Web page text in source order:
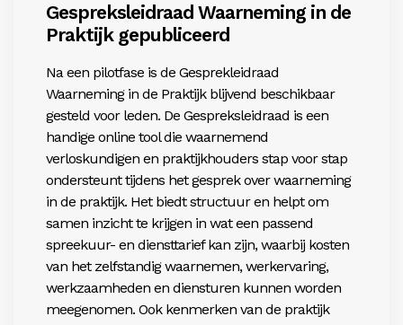
Gespreksleidraad Waarneming in de
Praktijk gepubliceerd
Na een pilotfase is de Gesprekleidraad
Waarneming in de Praktijk blijvend beschikbaar
gesteld voor leden. De Gespreksleidraad is een
handige online tool die waarnemend
verloskundigen en praktijkhouders stap voor stap
ondersteunt tijdens het gesprek over waarneming
in de praktijk. Het biedt structuur en helpt om
samen inzicht te krijgen in wat een passend
spreekuur- en diensttarief kan zijn, waarbij kosten
van het zelfstandig waarnemen, werkervaring,
werkzaamheden en diensturen kunnen worden
meegenomen. Ook kenmerken van de praktijk